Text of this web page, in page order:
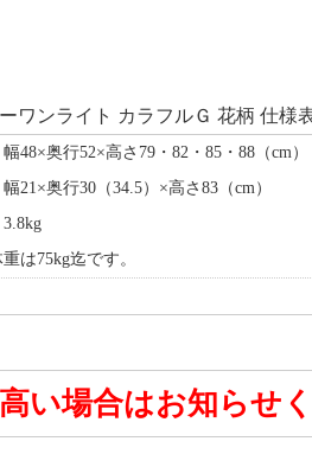
ワンライト カラフルＧ 花柄 仕様
48×奥行52×高さ79・82・85・88（cm）
21×奥行30（34.5）×高さ83（cm）
は75kg迄です。
い場合はお知らせ